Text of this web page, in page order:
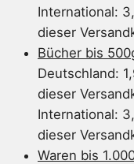
International:
dieser
Bücher bis
Deutschland:
dieser
International:
dieser
Waren bis